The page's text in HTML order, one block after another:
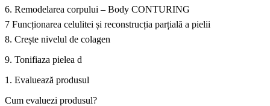
6. Remodelarea corpului – Body CONTURING
7 Funcționarea celulitei și reconstrucția parțială a pielii
8. Crește nivelul de colagen
9. Tonifiaza pielea d
1. Evaluează produsul
Cum evaluezi produsul?